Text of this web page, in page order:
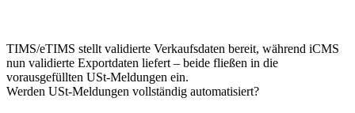
TIMS/eTIMS stellt validierte Verkaufsdaten bereit, während iCMS
nun validierte Exportdaten liefert – beide fließen in die
vorausgefüllten USt-Meldungen ein.
Werden USt-Meldungen vollständig automatisiert?